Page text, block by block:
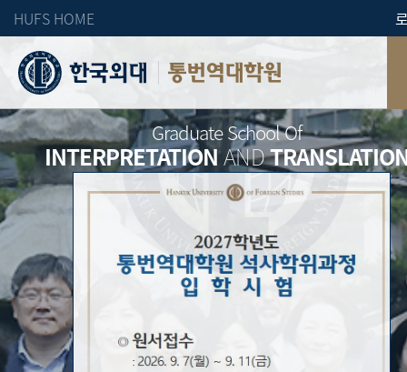
HUFS HOME
통번역대학원
Graduate School Of
INTERPRETATIONAND